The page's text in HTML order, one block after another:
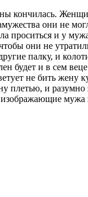
они не
проситься и у
они не
палку, и
будет и в сем
не бить жену
плетью, и
мужа